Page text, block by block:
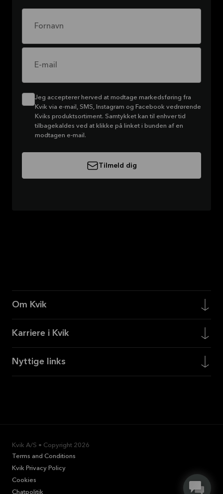
Fornavn
E-mail
Jeg accepterer herved at modtage markedsføring fra
Kvik via e-mail, SMS, Instagram og Facebook vedrørende
Kviks produktsortiment. Samtykket kan til enhver tid
tilbagekaldes ved at klikke på linket i bunden af en
modtagen e-mail.
Tilmeld dig
Om Kvik
Karriere i Kvik
Nyttige links
Kvik A/S • Copyright 2026
Terms and Conditions
Kvik Privacy Policy
Cookies
Chatpolitik